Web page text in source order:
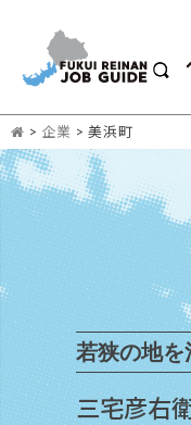
> 企業 > 美浜町
若狭の地を
三宅彦右